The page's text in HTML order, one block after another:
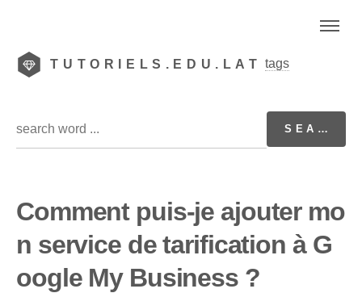
TUTORIELS.EDU.LAT tags
Comment puis-je ajouter mo
n service de tarification à G
oogle My Business ?